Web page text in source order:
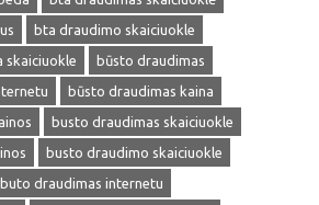
bta draudimo skaiciuokle
skaiciuokle
būsto draudimas
būsto draudimas kaina
busto draudimas skaiciuokle
busto draudimo skaiciuokle
buto draudimas internetu